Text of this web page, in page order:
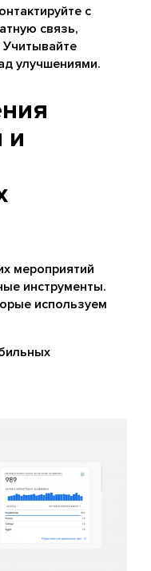
с
связь,
улучшениями.
и
мероприятий
инструменты.
используем